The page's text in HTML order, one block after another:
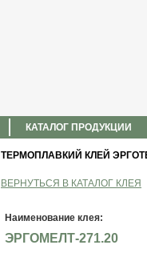
КАТАЛОГ ПРОДУКЦИИ
ТЕРМОПЛАВКИЙ КЛЕЙ
ВЕРНУТЬСЯ В КАТАЛОГ КЛЕЯ
Наименование клея:
ЭРГОМЕЛТ-271.20